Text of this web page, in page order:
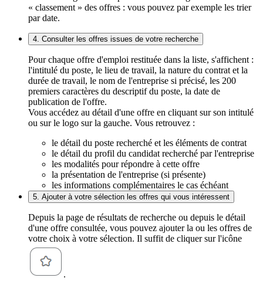
« classement » des offres : vous pouvez par exemple les trier
par date.
4. Consulter les offres issues de votre recherche
Pour chaque offre d'emploi restituée dans la liste, s'affichent :
l'intitulé du poste, le lieu de travail, la nature du contrat et la
durée de travail, le nom de l'entreprise si précisé, les 200
premiers caractères du descriptif du poste, la date de
publication de l'offre.
Vous accédez au détail d'une offre en cliquant sur son intitulé
ou sur le logo sur la gauche. Vous retrouvez :
le détail du poste recherché et les éléments de contrat
le détail du profil du candidat recherché par l'entreprise
les modalités pour répondre à cette offre
la présentation de l'entreprise (si présente)
les informations complémentaires le cas échéant
5. Ajouter à votre sélection les offres qui vous intéressent
Depuis la page de résultats de recherche ou depuis le détail
d'une offre consultée, vous pouvez ajouter la ou les offres de
votre choix à votre sélection. Il suffit de cliquer sur l'icône
.